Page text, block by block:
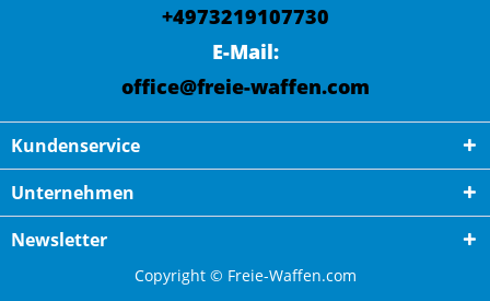
+4973219107730
E-Mail:
office@freie-waffen.com
Kundenservice
Unternehmen
Newsletter
Copyright © Freie-Waffen.com